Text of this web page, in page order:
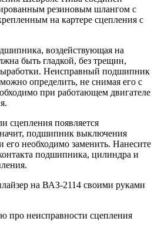
резиновым шлангом с
на картере сцепления с
воздействующая на
быть гладкой, без трещин,
Неисправный подшипник
определить, не снимая его с
при работающем двигателе
сцепления появляется
подшипник выключения
его необходимо заменить. Нанесите
подшипника, цилиндра и
на ВАЗ-2114 своими руками
про неисправности сцепления